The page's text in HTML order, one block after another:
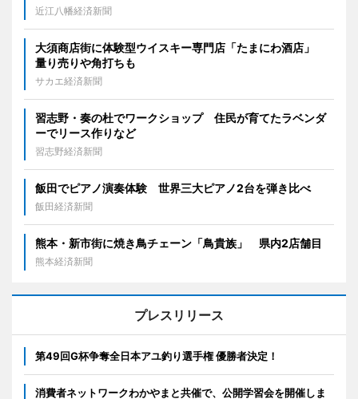
近江八幡経済新聞
大須商店街に体験型ウイスキー専門店「たまにわ酒店」
量り売りや角打ちも
サカエ経済新聞
習志野・奏の杜でワークショップ 住民が育てたラベンダ
ーでリース作りなど
習志野経済新聞
飯田でピアノ演奏体験 世界三大ピアノ2台を弾き比べ
飯田経済新聞
熊本・新市街に焼き鳥チェーン「鳥貴族」 県内2店舗目
熊本経済新聞
プレスリリース
第49回G杯争奪全日本アユ釣り選手権 優勝者決定！
消費者ネットワークわかやまと共催で、公開学習会を開催しま